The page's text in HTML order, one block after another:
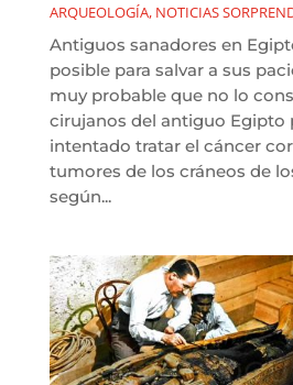
ARQUEOLOGÍA, NOTICIAS
Antiguos sanadores en
posible para salvar a sus
muy probable que no lo
cirujanos del antiguo Egipto
intentado tratar el cáncer
tumores de los cráneos de
según...